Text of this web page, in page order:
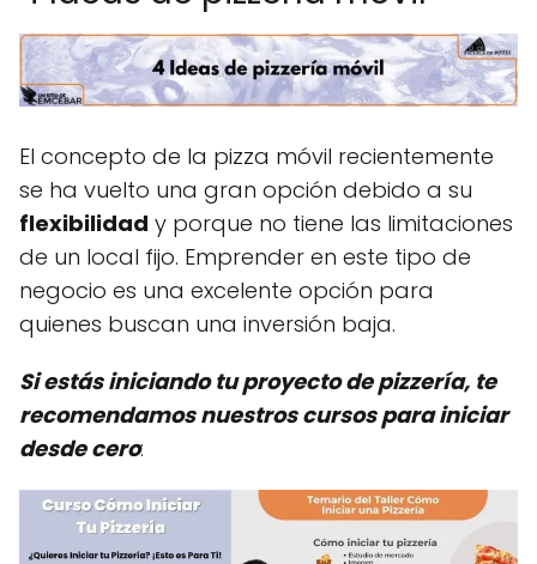
El concepto de la pizza móvil recientemente
se ha vuelto una gran opción debido a su
flexibilidad y porque no tiene las limitaciones
de un local fijo. Emprender en este tipo de
negocio es una excelente opción para
quienes buscan una inversión baja.
Si estás iniciando tu proyecto de pizzería, te
recomendamos nuestros cursos para iniciar
desde cero: